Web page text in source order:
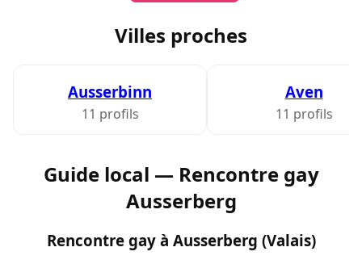
Villes proches
Ausserbinn
11 profils
Aven
11 profils
Guide local — Rencontre gay
Ausserberg
Rencontre gay à Ausserberg (Valais)